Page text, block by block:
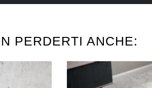
PERDERTI ANCHE: